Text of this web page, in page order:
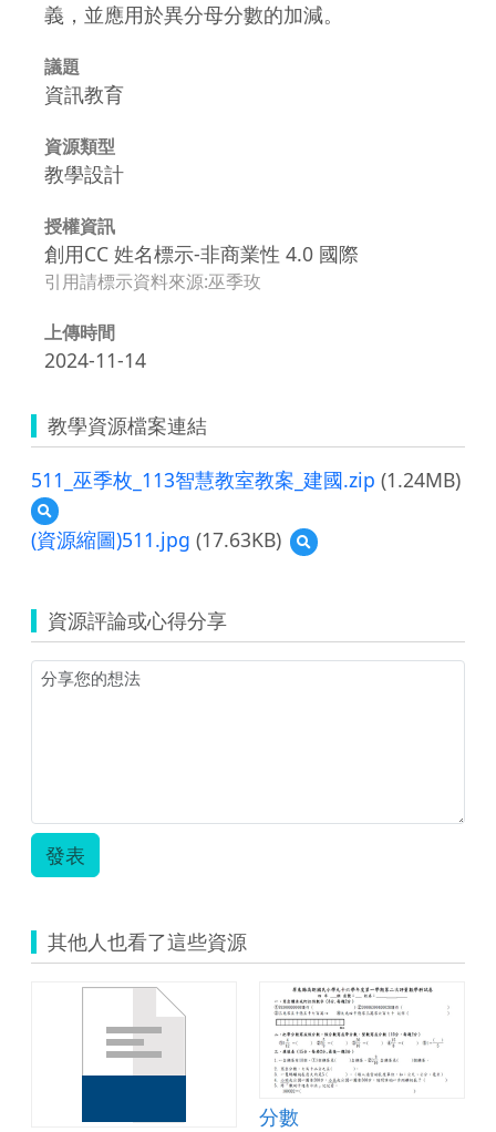
義，並應用於異分母分數的加減。
議題
資訊教育
資源類型
教學設計
授權資訊
創用CC 姓名標示-非商業性 4.0 國際
引用請標示資料來源:巫季玫
上傳時間
2024-11-14
教學資源檔案連結
511_巫季枚_113智慧教室教案_建國.zip (1.24MB)
預
覽
511_
枚
_113
智
慧
國.zip
(資源縮圖)511.jpg (17.63KB)
預
覽
圖)511.jpg
資源評論或心得分享
發表
其他人也看了這些資源
分數